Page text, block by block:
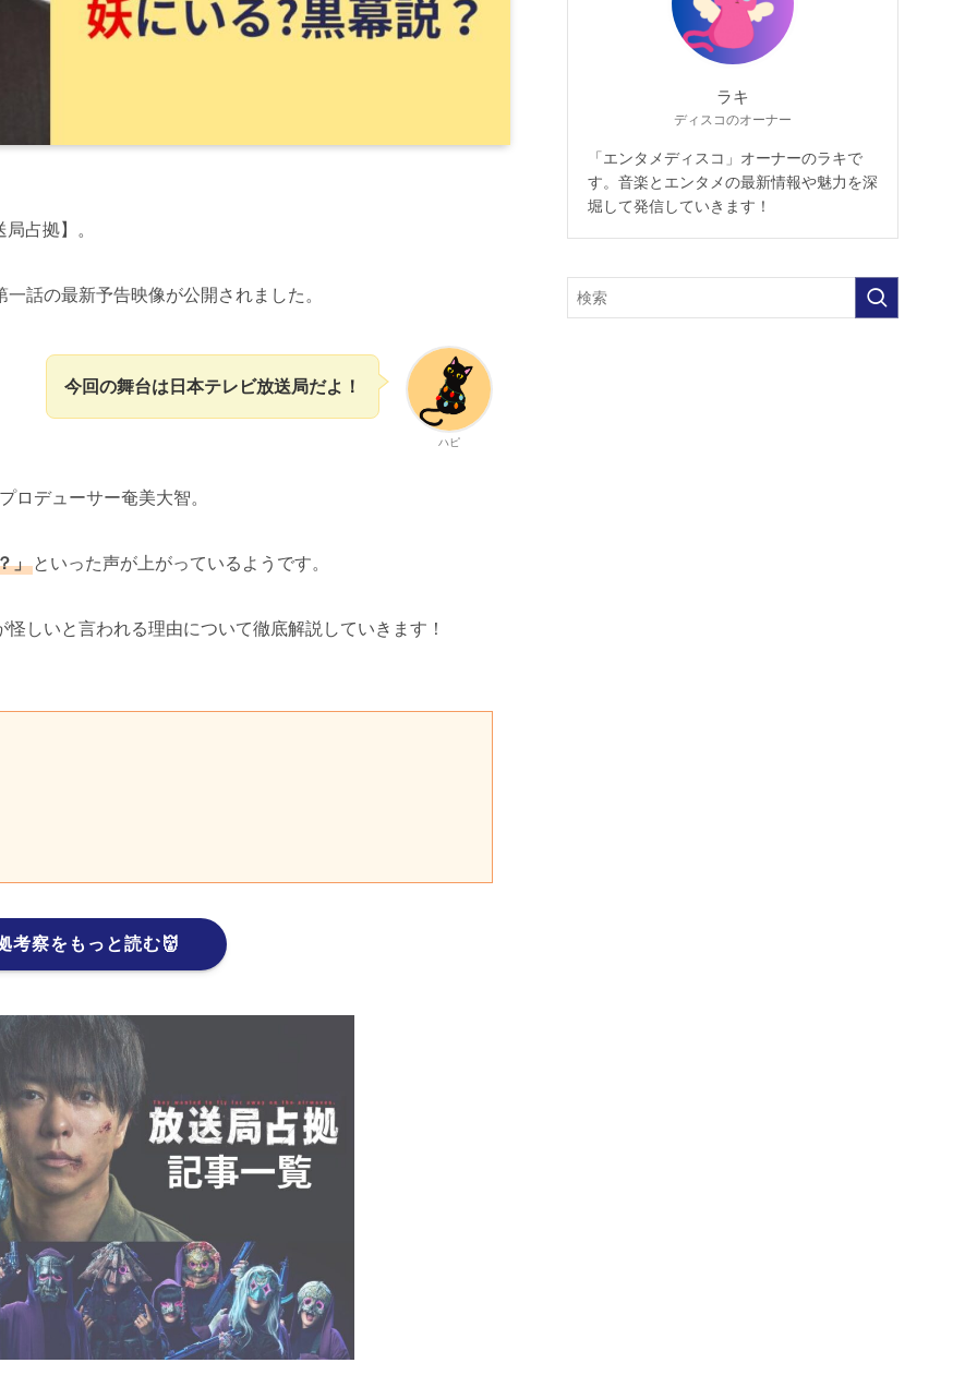
占拠】。
話の最新予告映像が公開されました。
ハピ
今回の舞台は日本テレビ放送局だよ！
ロデューサー奄美大智。
」 といった声が上がっているようです。
しいと言われる理由について徹底解説していきます！
考察をもっと読む👹
ラキ
ディスコのオーナー
「エンタメディスコ」オーナーのラキで
す。音楽とエンタメの最新情報や魅力を深
堀して発信していきます！